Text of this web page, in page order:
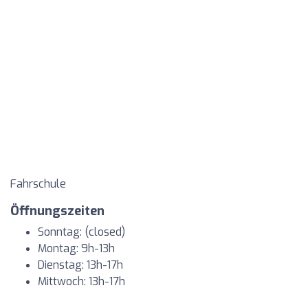
Fahrschule
Öffnungszeiten
Sonntag: (closed)
Montag: 9h-13h
Dienstag: 13h-17h
Mittwoch: 13h-17h